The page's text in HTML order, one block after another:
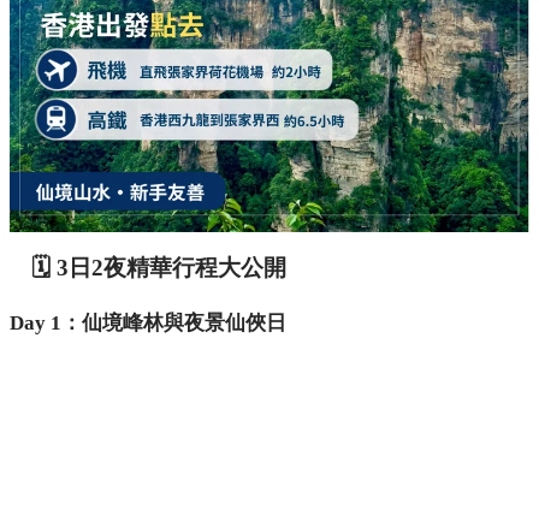
🗓️ 3日2夜精華行程大公開
Day 1：仙境峰林與夜景仙俠日